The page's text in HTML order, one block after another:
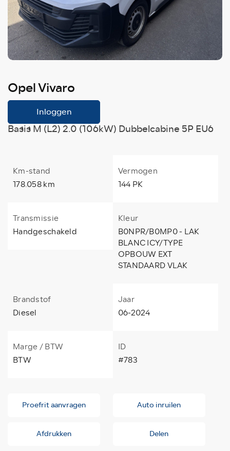
Opel Vivaro
Inloggen
Basis M (L2) 2.0 (106kW) Dubbelcabine 5P EU6
Km-stand
178.058 km
Vermogen
144 PK
Transmissie
Handgeschakeld
Kleur
B0NPR/B0MP0 - LAK
BLANC ICY/TYPE
OPBOUW EXT
STANDAARD VLAK
Brandstof
Diesel
Jaar
06-2024
Marge / BTW
BTW
ID
#783
Proefrit aanvragen Auto inruilen
Afdrukken Delen